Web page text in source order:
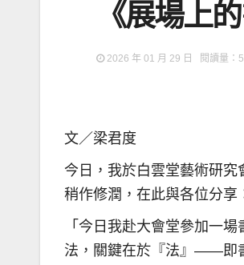
《展場上
2026 年 01 月 29 日 閱讀量：
文／梁君度
今日，我於白雲堂藝術研
稍作修潤，在此與各位分享
「今日我赴大會堂參加一
法，關鍵在於『法』——即